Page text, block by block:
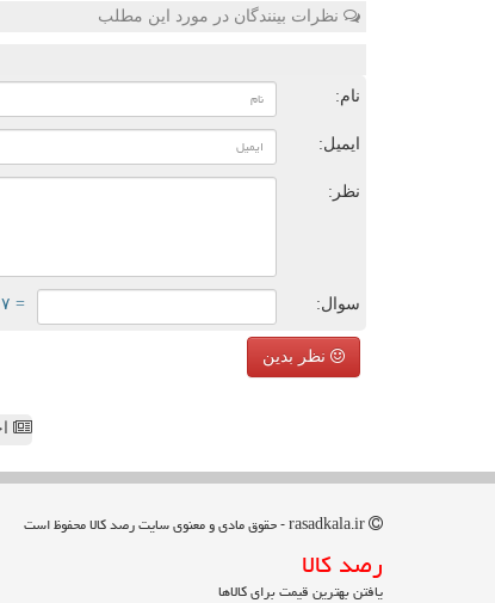
نظرات بینندگان در مورد این مطلب
نام:
ایمیل:
نظر:
سوال: = ۷ بعلاوه ۴
نظر بدین
رصد كالا
یافتن بهترین قیمت برای کالاها